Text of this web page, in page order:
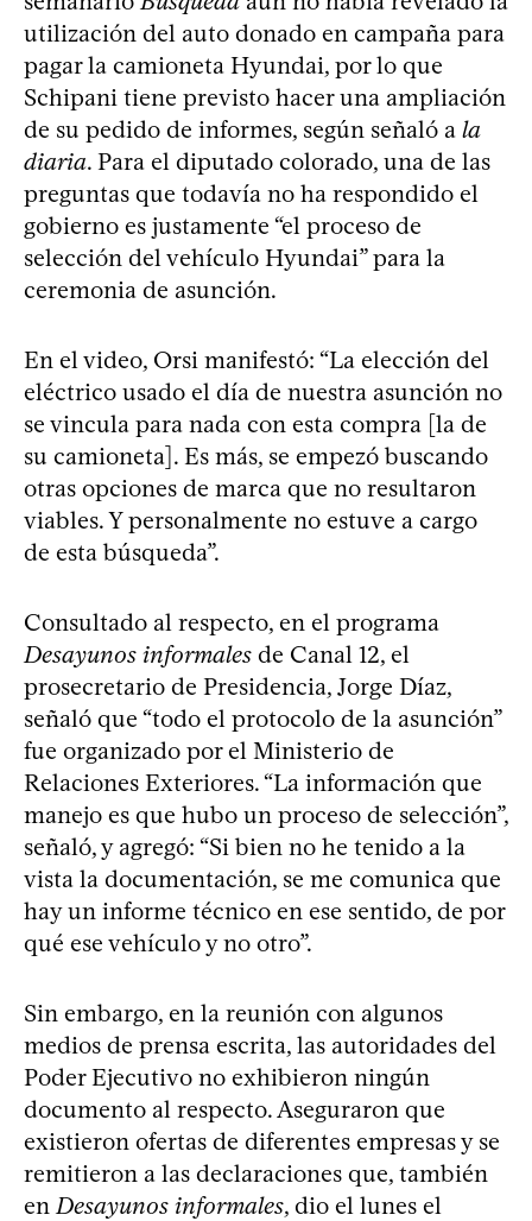
utilización del auto donado en campaña para
pagar la camioneta Hyundai, por lo que
Schipani tiene previsto hacer una ampliación
de su pedido de informes, según señaló a la
diaria. Para el diputado colorado, una de las
preguntas que todavía no ha respondido el
gobierno es justamente “el proceso de
selección del vehículo Hyundai” para la
ceremonia de asunción.
En el video, Orsi manifestó: “La elección del
eléctrico usado el día de nuestra asunción no
se vincula para nada con esta compra [la de
su camioneta]. Es más, se empezó buscando
otras opciones de marca que no resultaron
viables. Y personalmente no estuve a cargo
de esta búsqueda”.
Consultado al respecto, en el programa
Desayunos informales de Canal 12, el
prosecretario de Presidencia, Jorge Díaz,
señaló que “todo el protocolo de la asunción”
fue organizado por el Ministerio de
Relaciones Exteriores. “La información que
manejo es que hubo un proceso de selección”,
señaló, y agregó: “Si bien no he tenido a la
vista la documentación, se me comunica que
hay un informe técnico en ese sentido, de por
qué ese vehículo y no otro”.
Sin embargo, en la reunión con algunos
medios de prensa escrita, las autoridades del
Poder Ejecutivo no exhibieron ningún
documento al respecto. Aseguraron que
existieron ofertas de diferentes empresas y se
remitieron a las declaraciones que, también
en Desayunos informales, dio el lunes el